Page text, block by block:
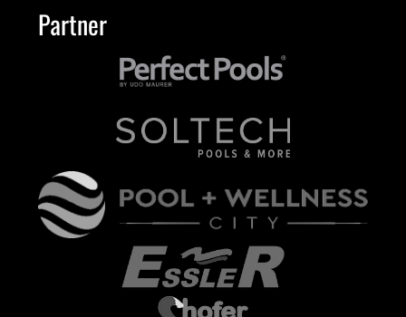
Partner